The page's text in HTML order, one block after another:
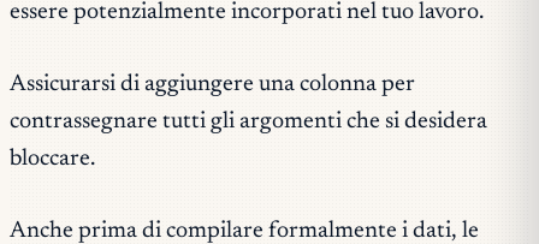
essere potenzialmente incorporati nel tuo lavoro.
Assicurarsi di aggiungere una colonna per
contrassegnare tutti gli argomenti che si desidera
bloccare.
Anche prima di compilare formalmente i dati, le